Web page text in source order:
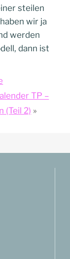
steilen
wir ja
werden
dann ist
TP –
(Teil 2)